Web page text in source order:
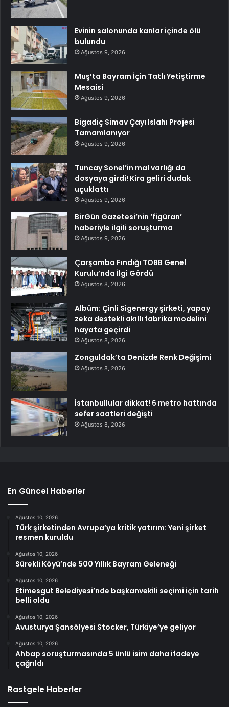
Evinin salonunda kanlar içinde ölü
bulundu
Ağustos 9, 2026
Muş’ta Bayram İçin Tatlı Yetiştirme
Mesaisi
Ağustos 9, 2026
Bigadiç Simav Çayı Islahı Projesi
Tamamlanıyor
Ağustos 9, 2026
Tuncay Sonel’in mal varlığı da
dosyaya girdi! Kira geliri dudak
uçuklattı
Ağustos 9, 2026
BirGün Gazetesi’nin ‘figüran’
haberiyle ilgili soruşturma
Ağustos 9, 2026
Çarşamba Fındığı TOBB Genel
Kurulu’nda İlgi Gördü
Ağustos 8, 2026
Albüm: Çinli Sigenergy şirketi, yapay
zeka destekli akıllı fabrika modelini
hayata geçirdi
Ağustos 8, 2026
Zonguldak’ta Denizde Renk Değişimi
Ağustos 8, 2026
İstanbullular dikkat! 6 metro hattında
sefer saatleri değişti
Ağustos 8, 2026
En Güncel Haberler
Ağustos 10, 2026
Türk şirketinden Avrupa’ya kritik yatırım: Yeni şirket
resmen kuruldu
Ağustos 10, 2026
Sürekli Köyü’nde 500 Yıllık Bayram Geleneği
Ağustos 10, 2026
Etimesgut Belediyesi’nde başkanvekili seçimi için tarih
belli oldu
Ağustos 10, 2026
Avusturya Şansölyesi Stocker, Türkiye’ye geliyor
Ağustos 10, 2026
Ahbap soruşturmasında 5 ünlü isim daha ifadeye
çağrıldı
Rastgele Haberler